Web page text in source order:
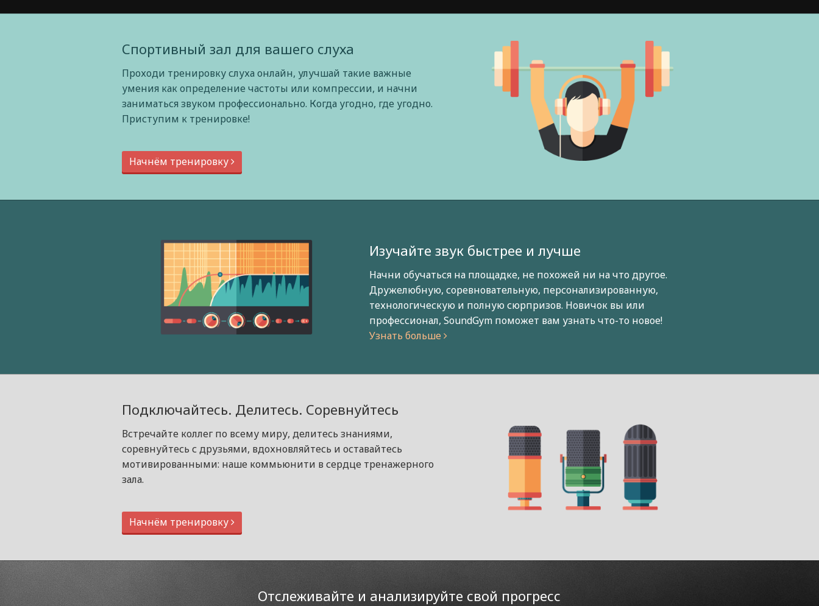
Спортивный зал для вашего слуха
Проходи тренировку слуха онлайн, улучшай такие важные
умения как определение частоты или компрессии, и начни
заниматься звуком профессионально. Когда угодно, где угодно.
Приступим к тренировке!
Начнём тренировку
Изучайте звук быстрее и лучше
Начни обучаться на площадке, не похожей ни на что другое.
Дружелюбную, соревновательную, персонализированную,
технологическую и полную сюрпризов. Новичок вы или
профессионал, SoundGym поможет вам узнать что-то новое!
Узнать больше
Подключайтесь. Делитесь. Соревнуйтесь
Встречайте коллег по всему миру, делитесь знаниями,
соревнуйтесь с друзьями, вдохновляйтесь и оставайтесь
мотивированными: наше коммьюнити в сердце тренажерного
зала.
Начнём тренировку
Отслеживайте и анализируйте свой прогресс